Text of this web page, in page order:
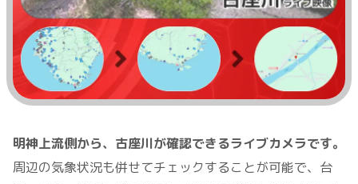
明神上流側から、古座川が確認できるライブカメラです。
周辺の気象状況も併せてチェックすることが可能で、台